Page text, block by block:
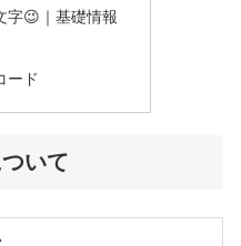
字😉｜基礎情報
ード
いて